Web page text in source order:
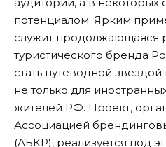
потенциалом. Ярким
служит продолжающаяся
туристического бренда
стать путеводной
не только для
жителей РФ. Проект,
Ассоциацией
(АБКР), реализуется под